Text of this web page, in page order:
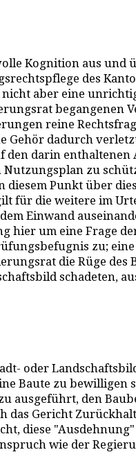
Kognition aus
des
aber eine
begangenen
reine
Gehör dadurch
den darin
zu
diesem Punkt über
für die weitere im
Einwand
hier um eine Frage
zu;
die Rüge des
schadeten,
oder
Baute zu bewilligen
ausgeführt, den
das Gericht
diese
wie der